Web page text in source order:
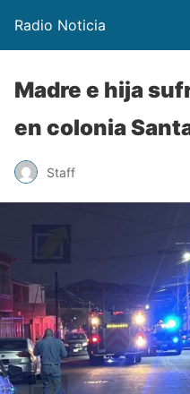
Radio Noticia
Madre e hija
en colonia
Staff